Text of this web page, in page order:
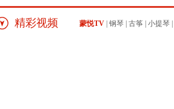
精彩视频 蒙悦TV 钢琴 古筝 小提琴